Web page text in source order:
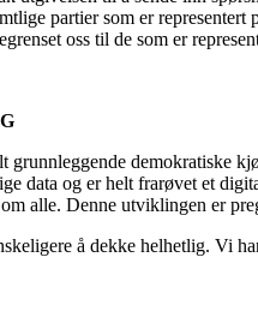
partier som er
oss til de som er
demokratiske
data og er helt frarøvet et
alle. Denne utviklingen er
å dekke helhetlig. Vi